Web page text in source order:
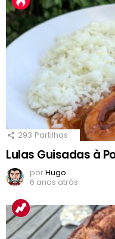
293 Partilhas
Lulas Guisadas à
porHugo
6 anos atrás